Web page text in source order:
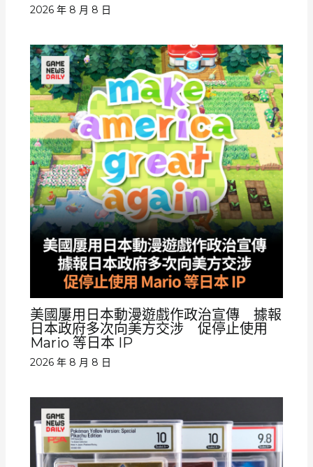
2026 年 8 月 8 日
美國屢用日本動漫遊戲作政治宣傳 據報
日本政府多次向美方交涉 促停止使用
Mario 等日本 IP
2026 年 8 月 8 日